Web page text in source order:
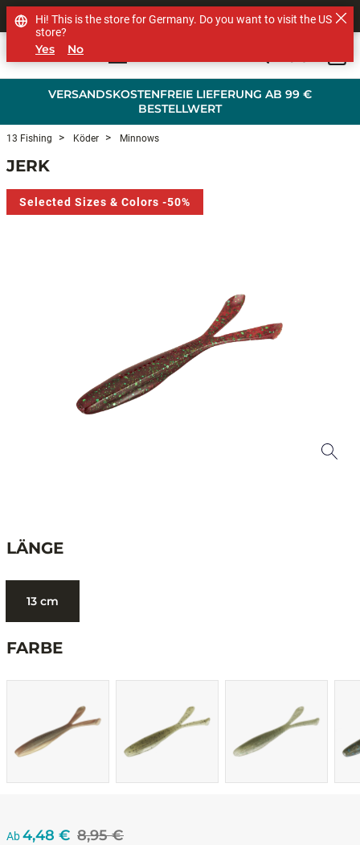
VERSANDSKOSTENFREIE LIEFERUNG AB 99 €
BESTELLWERT
SHOP OTHER BRANDS
13 Fishing Köder Minnows
JERK
Selected Sizes & Colors -50%
LÄNGE
13 cm
FARBE
Ab 8,95 €
4,48 €
Hi! This is the store for Germany. Do you want to visit the US
store?
Yes No